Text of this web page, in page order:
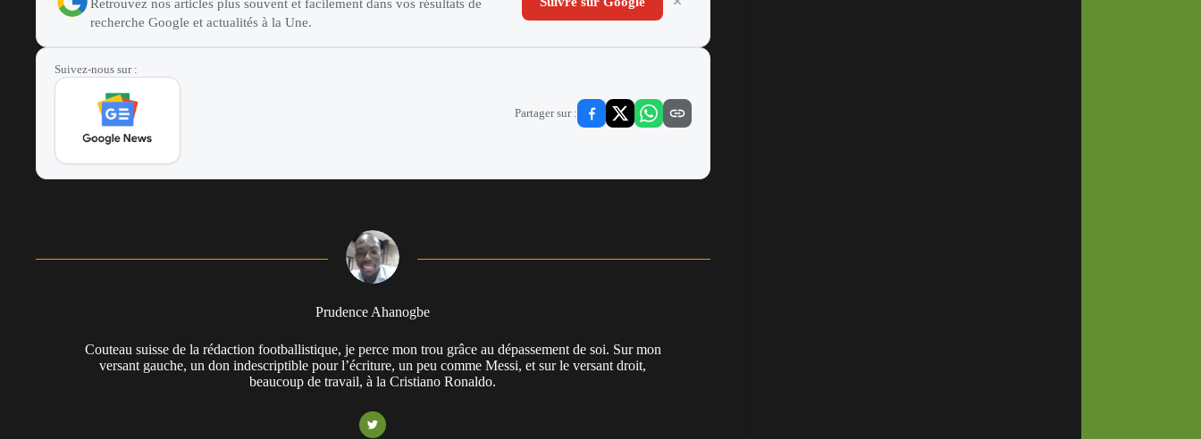
Retrouvez nos articles plus souvent et facilement dans vos résultats de
recherche Google et actualités à la Une.
Suivez-nous sur :
Partager sur :
Prudence Ahanogbe
Couteau suisse de la rédaction footballistique, je perce mon trou grâce au dépassement de soi. Sur mon
versant gauche, un don indescriptible pour l’écriture, un peu comme Messi, et sur le versant droit,
beaucoup de travail, à la Cristiano Ronaldo.